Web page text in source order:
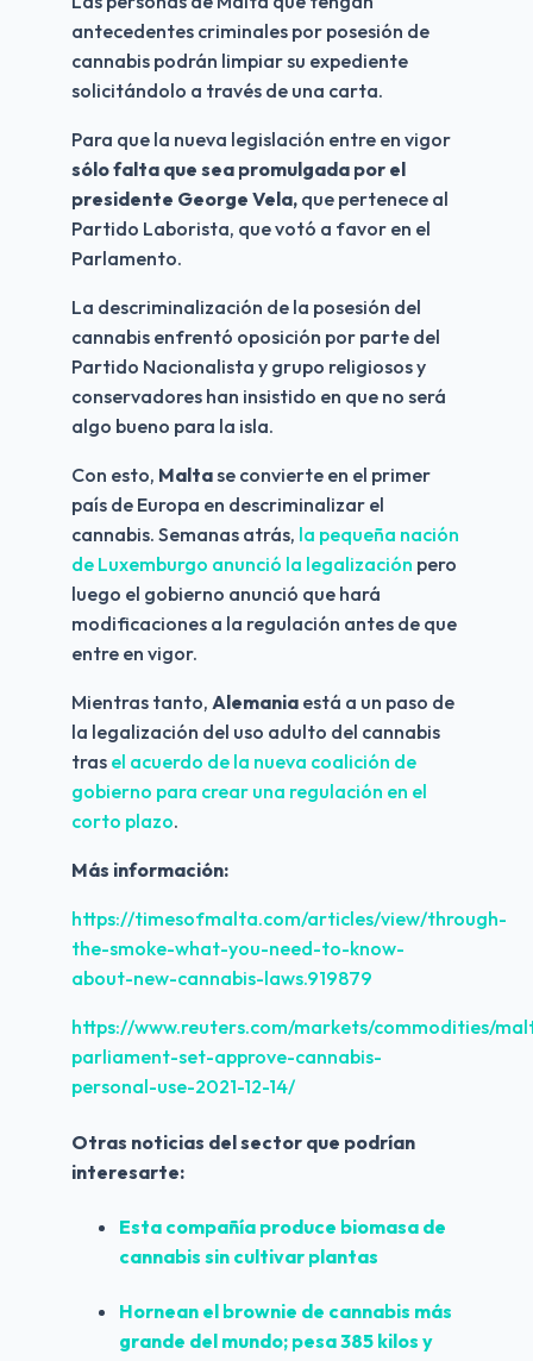
antecedentes criminales por posesión de
cannabis podrán limpiar su expediente
solicitándolo a través de una carta.
sólo falta que sea promulgada por el
presidente George Vela, que pertenece al
Partido Laborista, que votó a favor en el
Parlamento.
La descriminalización de la posesión del
cannabis enfrentó oposición por parte del
Partido Nacionalista y grupo religiosos y
conservadores han insistido en que no será
algo bueno para la isla.
Con esto, Malta se convierte en el primer
país de Europa en descriminalizar el
cannabis. Semanas atrás, la pequeña nación
de Luxemburgo anunció la legalización pero
luego el gobierno anunció que hará
modificaciones a la regulación antes de que
entre en vigor.
Mientras tanto, Alemania está a un paso de
la legalización del uso adulto del cannabis
tras el acuerdo de la nueva coalición de
gobierno para crear una regulación en el
corto plazo.
Más información:
https://timesofmalta.com/articles/view/through-
the-smoke-what-you-need-to-know-
about-new-cannabis-laws.919879
https://www.reuters.com/markets/commodities/
parliament-set-approve-cannabis-
personal-use-2021-12-14/
Otras noticias del sector que podrían
interesarte:
Esta compañía produce biomasa de
cannabis sin cultivar plantas
Hornean el brownie de cannabis más
grande del mundo; pesa 385 kilos y